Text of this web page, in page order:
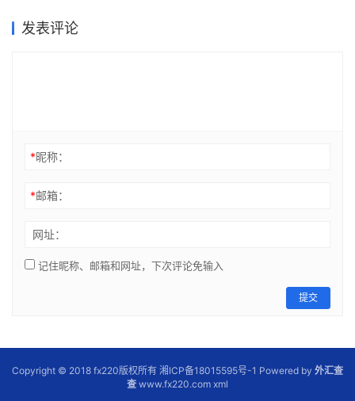
发表评论
*昵称：
*邮箱：
网址：
记住昵称、邮箱和网址，下次评论免输入
提交
Copyright © 2018 fx220版权所有 湘ICP备18015595号-1 Powered by 外汇查
查 www.fx220.com xml